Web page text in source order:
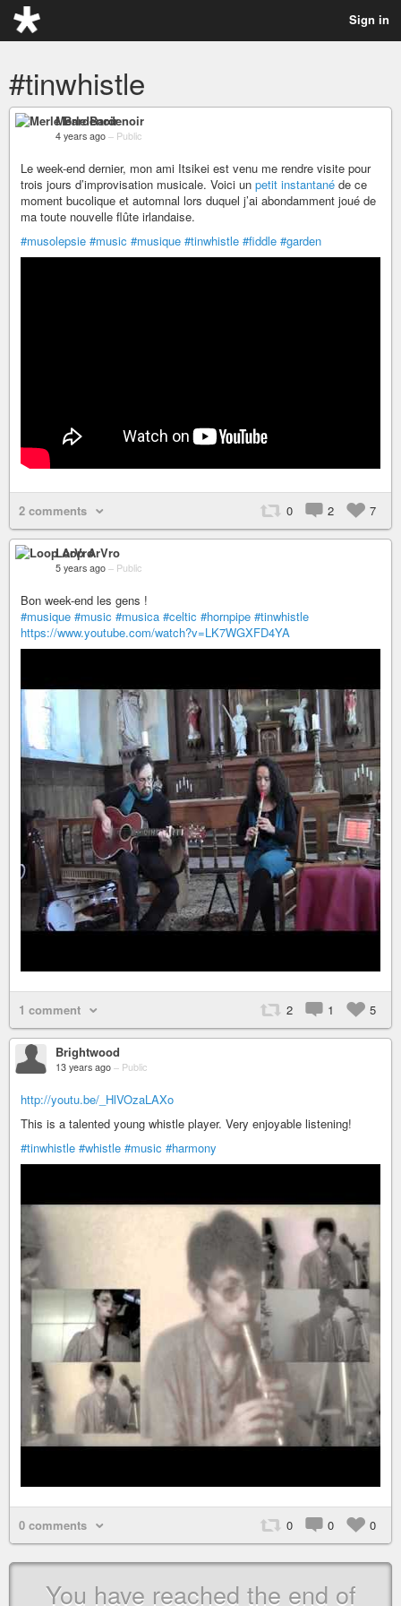
Sign in
#tinwhistle
Merle Bardenoir
4 years ago – Public
Le week-end dernier, mon ami Itsikei est venu me rendre visite pour
trois jours d’improvisation musicale. Voici un petit instantané de ce
moment bucolique et automnal lors duquel j’ai abondamment joué de
ma toute nouvelle flûte irlandaise.
#musolepsie #music #musique #tinwhistle #fiddle #garden
2 comments 0 2 7
Loop ArVro
5 years ago – Public
Bon week-end les gens !
#musique #music #musica #celtic #hornpipe #tinwhistle
https://www.youtube.com/watch?v=LK7WGXFD4YA
1 comment 2 1 5
Brightwood
13 years ago – Public
http://youtu.be/_HlVOzaLAXo
This is a talented young whistle player. Very enjoyable listening!
#tinwhistle #whistle #music #harmony
0 comments 0 0 0
You have reached the end of